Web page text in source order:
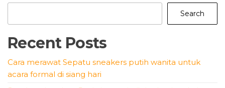
Search
Recent Posts
Cara merawat Sepatu sneakers putih wanita untuk
acara formal di siang hari